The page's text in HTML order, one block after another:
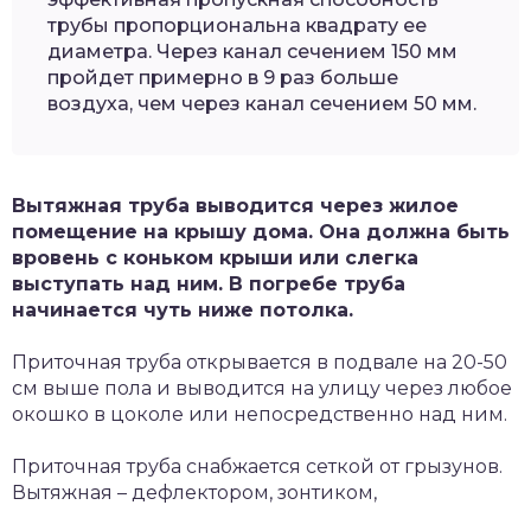
трубы пропорциональна квадрату ее
диаметра. Через канал сечением 150 мм
пройдет примерно в 9 раз больше
воздуха, чем через канал сечением 50 мм.
Вытяжная труба выводится через жилое
помещение на крышу дома. Она должна быть
вровень с коньком крыши или слегка
выступать над ним. В погребе труба
начинается чуть ниже потолка.
Приточная труба открывается в подвале на 20-50
см выше пола и выводится на улицу через любое
окошко в цоколе или непосредственно над ним.
Приточная труба снабжается сеткой от грызунов.
Вытяжная – дефлектором, зонтиком,